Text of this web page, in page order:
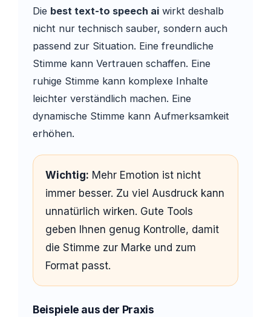
Die best text-to speech ai wirkt deshalb
nicht nur technisch sauber, sondern auch
passend zur Situation. Eine freundliche
Stimme kann Vertrauen schaffen. Eine
ruhige Stimme kann komplexe Inhalte
leichter verständlich machen. Eine
dynamische Stimme kann Aufmerksamkeit
erhöhen.
Wichtig: Mehr Emotion ist nicht
immer besser. Zu viel Ausdruck kann
unnatürlich wirken. Gute Tools
geben Ihnen genug Kontrolle, damit
die Stimme zur Marke und zum
Format passt.
Beispiele aus der Praxis